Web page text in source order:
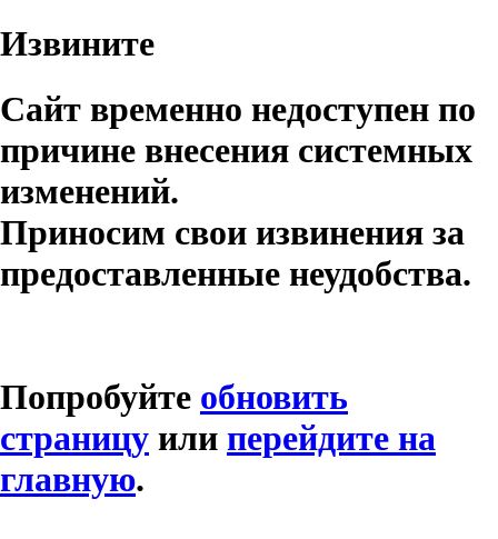
Извините
Сайт временно недоступен по
причине внесения системных
изменений.
Приносим свои извинения за
предоставленные неудобства.
Попробуйте обновить
страницу или перейдите на
главную.